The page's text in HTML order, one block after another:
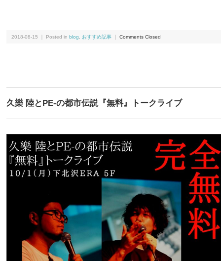
2018-08-15 ｜ Posted in blog おすすめ記事 Comments Closed
久樂 陸とPE-の都市伝説『無料』トークライブ